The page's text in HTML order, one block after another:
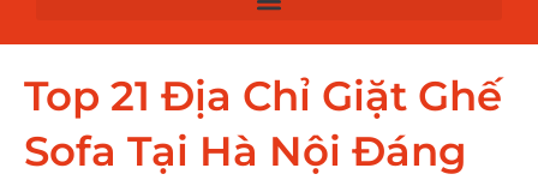
Top 21 Địa Chỉ Giặt Ghế
Sofa Tại Hà Nội Đáng